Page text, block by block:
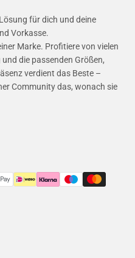
für dich und deine
Vorkasse.
Marke. Profitiere von vielen
die passenden Größen,
verdient das Beste –
Community das, wonach sie